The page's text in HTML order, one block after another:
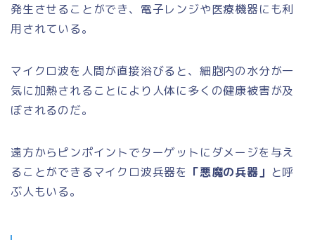
発生させることができ、電子レンジや医療機器にも利
用されている。
マイクロ波を人間が直接浴びると、細胞内の水分が一
気に加熱されることにより人体に多くの健康被害が及
ぼされるのだ。
遠方からピンポイントでターゲットにダメージを与え
ることができるマイクロ波兵器を 「悪魔の兵器」 と呼
ぶ人もいる。